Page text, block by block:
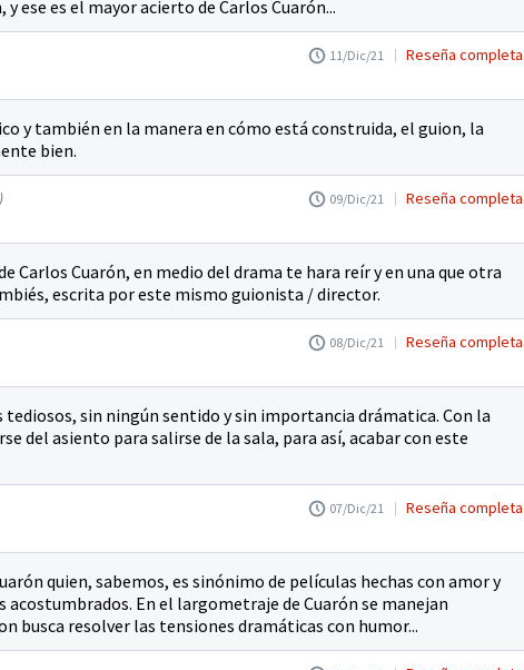
ese es el mayor acierto de Carlos Cuarón...
11/Dic/21 Reseña completa
y también en la manera en cómo está construida, el guion, la
bien.
09/Dic/21 Reseña completa
Carlos Cuarón, en medio del drama te hara reír y en una que otra
escrita por este mismo guionista / director.
08/Dic/21 Reseña completa
tediosos, sin ningún sentido y sin importancia drámatica. Con la
del asiento para salirse de la sala, para así, acabar con este
07/Dic/21 Reseña completa
quien, sabemos, es sinónimo de películas hechas con amor y
En el largometraje de Cuarón se manejan
busca resolver las tensiones dramáticas con humor...